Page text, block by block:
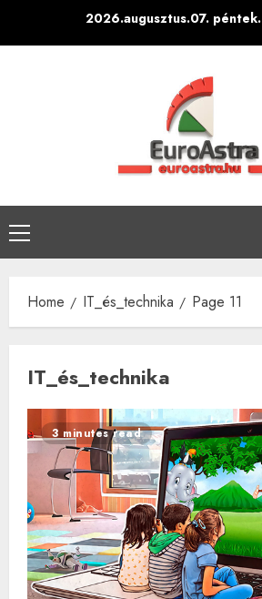
2026.augusztus.07. péntek.
Primary
Menu
Home IT_és_technika Page 11
IT_és_technika
3 minutes read